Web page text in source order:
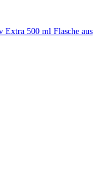
Extra 500 ml Flasche aus